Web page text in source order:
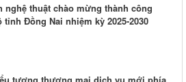
nghệ thuật chào mừng thành công
Đồng Nai nhiệm kỳ 2025-2030